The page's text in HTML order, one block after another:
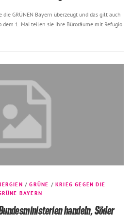
GRÜNEN Bayern überzeugt und das gilt auch
dem 1. Mai teilen sie ihre Büroräume mit Refugio
/GRÜNE /KRIEG GEGEN DIE
BAYERN
handeln, Söder